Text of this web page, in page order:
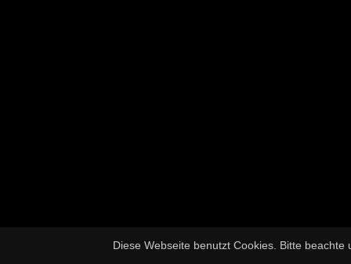
Diese Webseite benutzt Cookies. Bitte beachte